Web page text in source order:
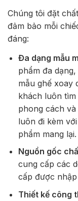
Chúng tôi đặt
đảm bảo mỗi
đáng:
Đa dạng mẫu
phẩm đa
mẫu ghế xoay
khách luôn
phong cách
luôn đi kèm
phẩm mang lại.
Nguồn gốc
cung cấp các
cấp được
Thiết kế công